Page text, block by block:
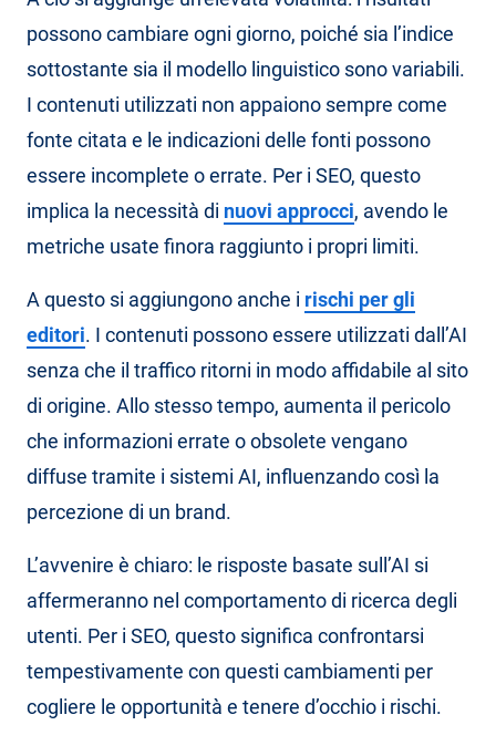
possono cambiare ogni giorno, poiché sia l’indice
sottostante sia il modello linguistico sono variabili.
I contenuti utilizzati non appaiono sempre come
fonte citata e le indicazioni delle fonti possono
essere incomplete o errate. Per i SEO, questo
implica la necessità di nuovi approcci, avendo le
metriche usate finora raggiunto i propri limiti.
A questo si aggiungono anche i rischi per gli
editori. I contenuti possono essere utilizzati dall’AI
senza che il traffico ritorni in modo affidabile al sito
di origine. Allo stesso tempo, aumenta il pericolo
che informazioni errate o obsolete vengano
diffuse tramite i sistemi AI, influenzando così la
percezione di un brand.
L’avvenire è chiaro: le risposte basate sull’AI si
affermeranno nel comportamento di ricerca degli
utenti. Per i SEO, questo significa confrontarsi
tempestivamente con questi cambiamenti per
cogliere le opportunità e tenere d’occhio i rischi.